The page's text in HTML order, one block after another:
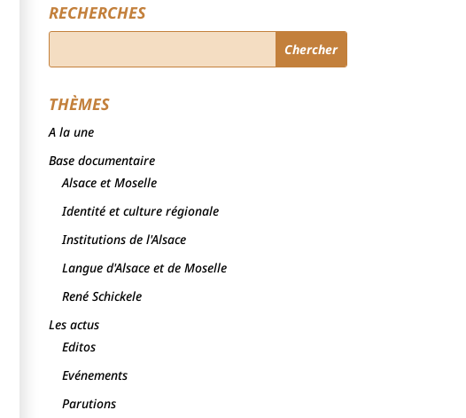
RECHERCHES
THÈMES
A la une
Base documentaire
Alsace et Moselle
Identité et culture régionale
Institutions de l'Alsace
Langue d'Alsace et de Moselle
René Schickele
Les actus
Editos
Evénements
Parutions